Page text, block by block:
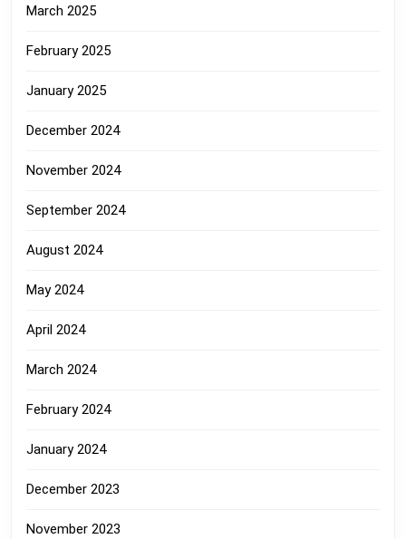
March 2025
February 2025
January 2025
December 2024
November 2024
September 2024
August 2024
May 2024
April 2024
March 2024
February 2024
January 2024
December 2023
November 2023